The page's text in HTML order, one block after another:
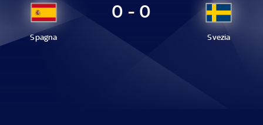
Spagna
0 - 0
Svezia